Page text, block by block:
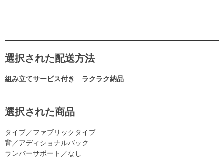
選択された配送方法
組み立てサービス付き ラクラク納品
選択された商品
タイプ／ファブリックタイプ
背／アディショナルバック
ランバーサポート／なし